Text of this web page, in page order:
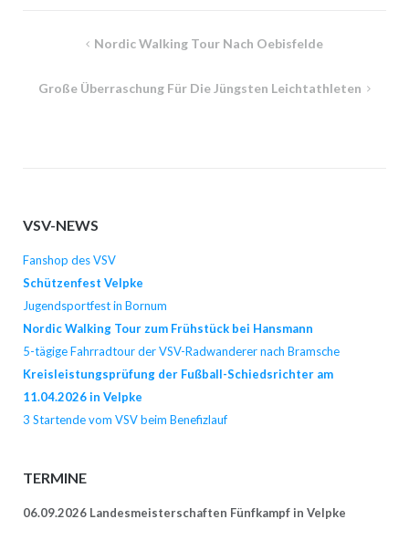
Beitragsnavigation
Nordic Walking Tour Nach Oebisfelde
Große Überraschung Für Die Jüngsten Leichtathleten
VSV-NEWS
Fanshop des VSV
Schützenfest Velpke
Jugendsportfest in Bornum
Nordic Walking Tour zum Frühstück bei Hansmann
5-tägige Fahrradtour der VSV-Radwanderer nach Bramsche
Kreisleistungsprüfung der Fußball-Schiedsrichter am
11.04.2026 in Velpke
3 Startende vom VSV beim Benefizlauf
TERMINE
06.09.2026 Landesmeisterschaften Fünfkampf in Velpke